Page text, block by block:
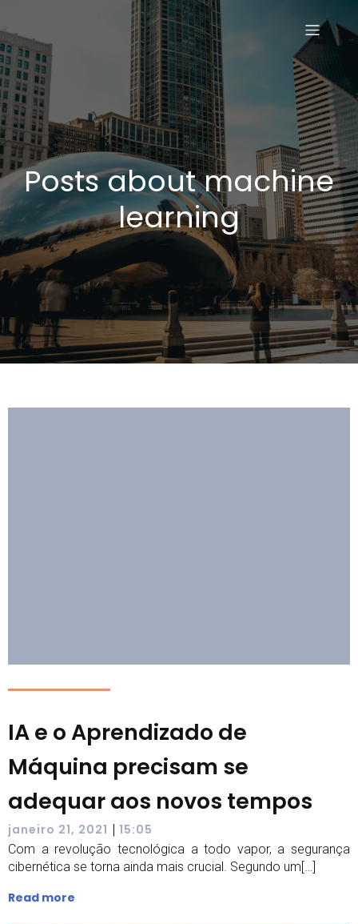
Posts about machine
learning
IA e o Aprendizado de
Máquina precisam se
adequar aos novos tempos
janeiro 21, 2021 | 15:05
Com a revolução tecnológica a todo vapor, a segurança
cibernética se torna ainda mais crucial. Segundo um[…]
Read more